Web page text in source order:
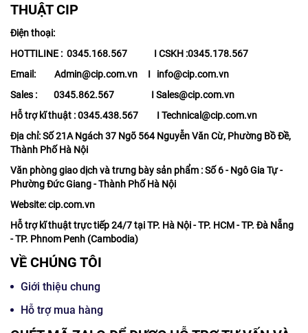
THUẬT CIP
Điện thoại:
HOTTILINE : 0345.168.567 I CSKH :0345.178.567
Email: Admin@cip.com.vn I info@cip.com.vn
Sales : 0345.862.567 I Sales@cip.com.vn
Hỗ trợ kĩ thuật : 0345.438.567 I Technical@cip.com.vn
Địa chỉ: Số 21A Ngách 37 Ngõ 564 Nguyễn Văn Cừ, Phường Bồ Đề,
Thành Phố Hà Nội
Văn phòng giao dịch và trưng bày sản phẩm : Số 6 - Ngô Gia Tự -
Phường Đức Giang - Thành Phố Hà Nội
Website: cip.com.vn
Hỗ trợ kĩ thuật trực tiếp 24/7 tại TP. Hà Nội - TP. HCM - TP. Đà Nẵng
- TP. Phnom Penh (Cambodia)
VỀ CHÚNG TÔI
Giới thiệu chung
Hỗ trợ mua hàng